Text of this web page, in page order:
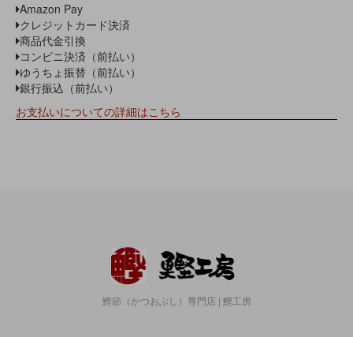
Amazon Pay
クレジットカード決済
商品代金引換
コンビニ決済（前払い）
ゆうちょ振替（前払い）
銀行振込（前払い）
お支払いについての詳細はこちら
鰹節（かつおぶし）専門店 | 鰹工房